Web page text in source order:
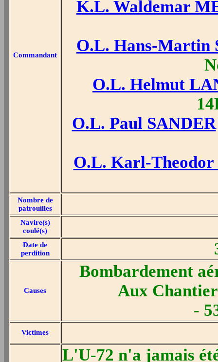
Commandant
K.L. Waldemar
O.L. Hans-Martin
O.L. Helmut
O.L. Paul SANDER
O.L. Karl-
Nombre de
patrouilles
Navire(s)
coulé(s)
Date de
perdition
Causes
Bombardement
Aux
-
Victimes
L'U-72 n'a jamais